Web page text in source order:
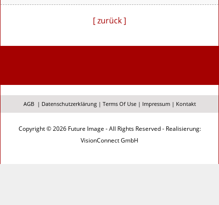
[ zurück ]
AGB | Datenschutzerklärung| Terms Of Use| Impressum| Kontakt
Copyright © 2026 Future Image - All Rights Reserved - Realisierung:
VisionConnect GmbH